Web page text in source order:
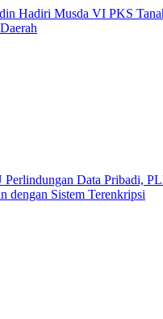
Hadiri Musda VI PKS
Perlindungan Data Pribadi,
dengan Sistem Terenkripsi